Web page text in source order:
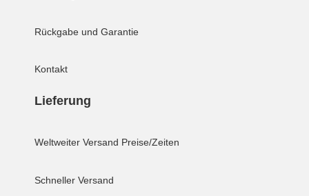
Rückgabe und Garantie
Kontakt
Lieferung
Weltweiter Versand Preise/Zeiten
Schneller Versand